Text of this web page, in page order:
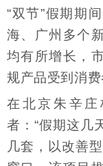
“双节”假期期
海、广州多个
均有所增长，
规产品受到消费
在北京朱辛
者：“假期这几
几套，以改善